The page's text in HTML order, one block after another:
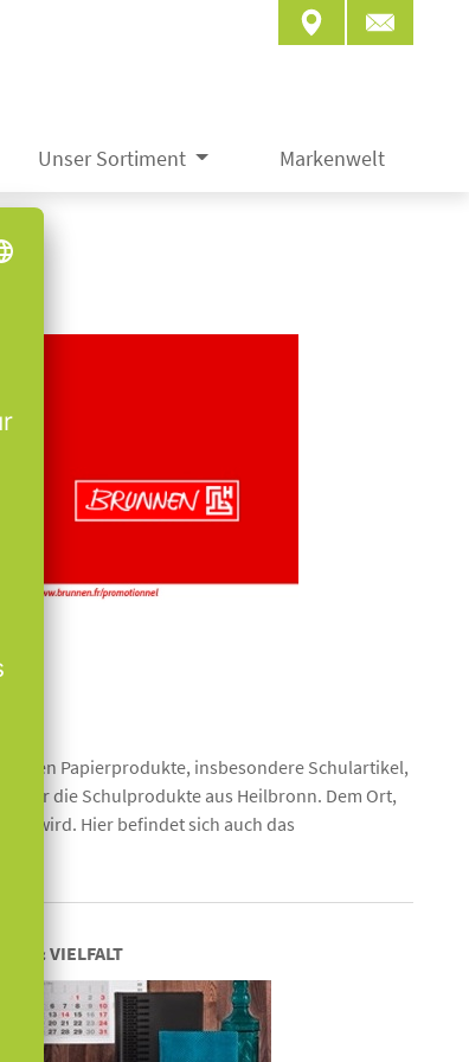
Unser Sortiment Markenwelt
Papierprodukte, insbesondere Schulartikel,
die Schulprodukte aus Heilbronn. Dem Ort,
wird. Hier befindet sich auch das
& VIELFALT